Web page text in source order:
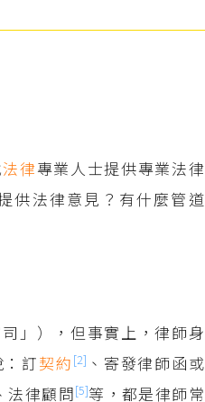
法律專業人士提供專業法律
供法律意見？有什麼管道
」），但事實上，律師身
訂契約 [2] 、寄發律師函或
法律顧問[5]等，都是律師常